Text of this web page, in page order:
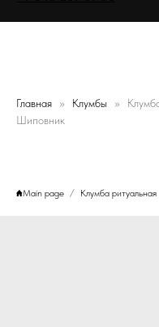
Главная Клумбы
Шиповник
Main page Клумба ритуальная